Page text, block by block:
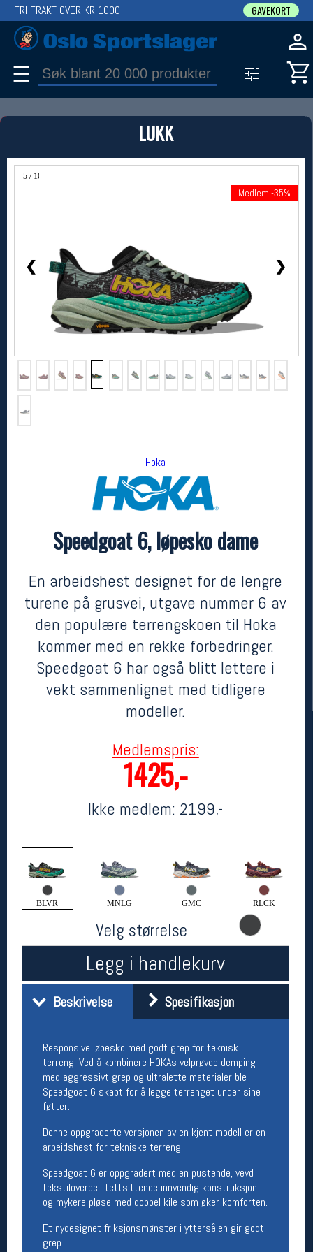
LUKK
5 / 16
❮ ❯
Medlem -35%
Hoka
Speedgoat 6, løpesko dame
En arbeidshest designet for de lengre
turene på grusvei, utgave nummer 6 av
den populære terrengskoen til Hoka
kommer med en rekke forbedringer.
Speedgoat 6 har også blitt lettere i
vekt sammenlignet med tidligere
modeller.
Medlemspris:
1425,-
Ikke medlem: 2199,-
BLVR MNLG GMC RLCK
Velg størrelse
Legg i handlekurv
Beskrivelse Spesifikasjon
Responsive løpesko med godt grep for teknisk
terreng. Ved å kombinere HOKAs velprøvde demping
med aggressivt grep og ultralette materialer ble
Speedgoat 6 skapt for å legge terrenget under sine
føtter.
Denne oppgraderte versjonen av en kjent modell er en
arbeidshest for tekniske terreng.
Speedgoat 6 er oppgradert med en pustende, vevd
tekstiloverdel, tettsittende innvendig konstruksjon
og mykere pløse med dobbel kile som øker komforten.
Et nydesignet friksjonsmønster i yttersålen gir godt
grep.
FRI FRAKT OVER KR 1000 GAVEKORT
☰
PRODUKT
Produkter (1)
Bruk filter til å spisse søket
Hoka
2199,- MEDLEM:1425,-
Her finner du oss
Oslo Sportslager
(telefontid man-fredag klokken 10-13)
Vis i kart
Om oss
Kontakt oss
Åpningstider butikk
Team Oslo Sportslager
Magasinet
Medlemstilbud og aktiviteter
MELD DEG INN GRATIS
Åpningstider verkstedet
Lørdag:
11-16
Om verkstedet
For å bestille time må du logge inn i
nettbutikken og trykke på den nederste blå
linjen